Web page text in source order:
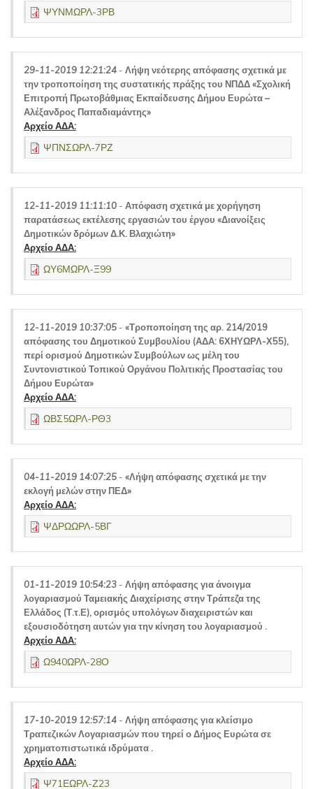
ΨΥΝΜΩΡΛ-3ΡΒ
29-11-2019 12:21:24 - Λήψη νεότερης απόφασης σχετικά με
την τροποποίηση της συστατικής πράξης του ΝΠΔΔ «Σχολική
Επιτροπή Πρωτοβάθμιας Εκπαίδευσης Δήμου Ευρώτα –
Αλέξανδρος Παπαδιαμάντης»
Αρχείο ΑΔΑ:
ΨΠΝΣΩΡΛ-7ΡΖ
12-11-2019 11:11:10 - Απόφαση σχετικά με χορήγηση
παρατάσεως εκτέλεσης εργασιών του έργου «Διανοίξεις
Δημοτικών δρόμων Δ.Κ. Βλαχιώτη»
Αρχείο ΑΔΑ:
ΩΥ6ΜΩΡΛ-Ξ99
12-11-2019 10:37:05 - «Τροποποίηση της αρ. 214/2019
απόφασης του Δημοτικού Συμβουλίου (ΑΔΑ: 6ΧΗΥΩΡΛ-Χ55),
περί ορισμού Δημοτικών Συμβούλων ως μέλη του
Συντονιστικού Τοπικού Οργάνου Πολιτικής Προστασίας του
Δήμου Ευρώτα»
Αρχείο ΑΔΑ:
ΩΒΣ5ΩΡΛ-ΡΘ3
04-11-2019 14:07:25 - «Λήψη απόφασης σχετικά με την
εκλογή μελών στην ΠΕΔ»
Αρχείο ΑΔΑ:
ΨΔΡΩΩΡΛ-5ΒΓ
01-11-2019 10:54:23 - Λήψη απόφασης για άνοιγμα
λογαριασμού Ταμειακής Διαχείρισης στην Τράπεζα της
Ελλάδος (Τ.τ.Ε), ορισμός υπολόγων διαχειριστών και
εξουσιοδότηση αυτών για την κίνηση του λογαριασμού .
Αρχείο ΑΔΑ:
Ω940ΩΡΛ-28Ο
17-10-2019 12:57:14 - Λήψη απόφασης για κλείσιμο
Τραπεζικών Λογαριασμών που τηρεί ο Δήμος Ευρώτα σε
χρηματοπιστωτικά ιδρύματα .
Αρχείο ΑΔΑ:
Ψ71ΕΩΡΛ-Ζ23